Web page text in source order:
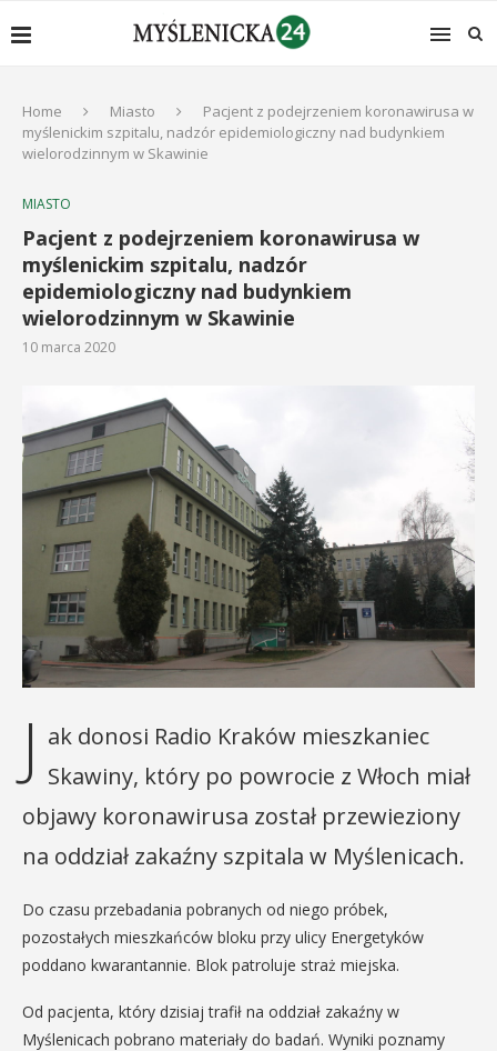
Home Miasto
Pacjent z podejrzeniem koronawirusa w
myślenickim szpitalu, nadzór epidemiologiczny nad budynkiem
wielorodzinnym w Skawinie
MIASTO
Pacjent z podejrzeniem koronawirusa w
myślenickim szpitalu, nadzór
epidemiologiczny nad budynkiem
wielorodzinnym w Skawinie
10 marca 2020
J ak donosi Radio Kraków mieszkaniec
Skawiny, który po powrocie z Włoch miał
objawy koronawirusa został przewieziony
na oddział zakaźny szpitala w Myślenicach.
Do czasu przebadania pobranych od niego próbek,
pozostałych mieszkańców bloku przy ulicy Energetyków
poddano kwarantannie. Blok patroluje straż miejska.
Od pacjenta, który dzisiaj trafił na oddział zakaźny w
Myślenicach pobrano materiały do badań. Wyniki poznamy